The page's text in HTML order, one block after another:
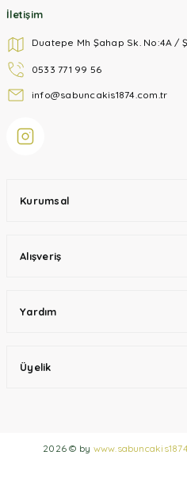
İletişim
Duatepe Mh Şahap Sk. No:4A /
0533 771 99 56
info@sabuncakis1874.com.tr
Kurumsal
Alışveriş
Yardım
Üyelik
2026 © by